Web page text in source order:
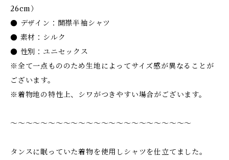
26cm）
● デザイン：開襟半袖シャツ
● 素材：シルク
● 性別：ユニセックス
※全て一点もののため生地によってサイズ感が異なることが
ございます。
※着物地の特性上、シワがつきやすい場合がございます。
〜〜〜〜〜〜〜〜〜〜〜〜〜〜〜〜〜〜〜〜〜〜〜〜
タンスに眠っていた着物を使用しシャツを仕立てました。